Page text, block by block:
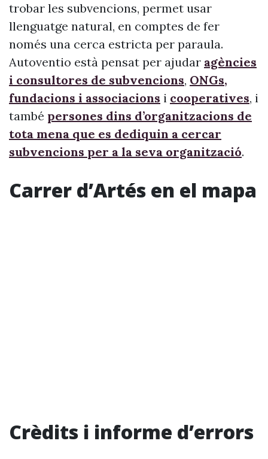
trobar les subvencions, permet usar
llenguatge natural, en comptes de fer
només una cerca estricta per paraula.
Autoventio està pensat per ajudar agències
i consultores de subvencions, ONGs,
fundacions i associacions i cooperatives, i
també persones dins d’organitzacions de
tota mena que es dediquin a cercar
subvencions per a la seva organització.
Carrer d’Artés en el mapa
Crèdits i informe d’errors